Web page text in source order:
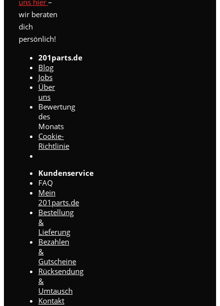
wir beraten
dich
persönlich!
201parts.de
Blog
Jobs
Über
uns
Bewertung
des
Monats
Cookie-
Richtlinie
Kundenservice
FAQ
Mein
201parts.de
Bestellung
&
Lieferung
Bezahlen
&
Gutscheine
Rücksendung
&
Umtausch
Kontakt